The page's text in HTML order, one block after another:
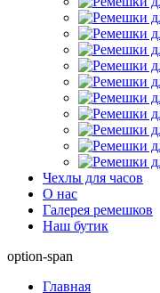
Чехлы для часов
О нас
Галерея ремешков
Наш бутик
option-span
Главная